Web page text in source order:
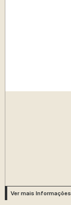
Ver mais Informações